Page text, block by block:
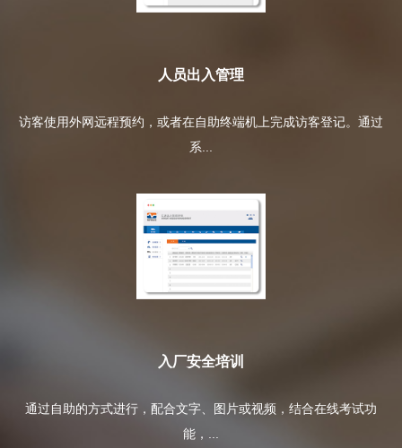
人员出入管理
访客使用外网远程预约，或者在自助终端机上完成访客登记。通过
系...
入厂安全培训
通过自助的方式进行，配合文字、图片或视频，结合在线考试功
能，...